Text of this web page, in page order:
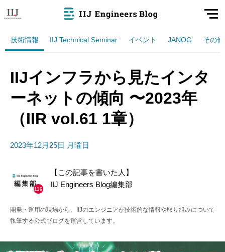
技術情報 IIJ Technical Seminar イベント JANOG その他
IIJインフラから見たインタ
ーネットの傾向 〜2023年
（IIR vol.61 1章）
2023年12月25日 月曜日
119
【この記事を書いた人】
IIJ Engineers Blog編集部
開発・運用の現場から、IIJのエンジニアが技術的な情報や取り組みについて
執筆する公式ブログを運営しています。